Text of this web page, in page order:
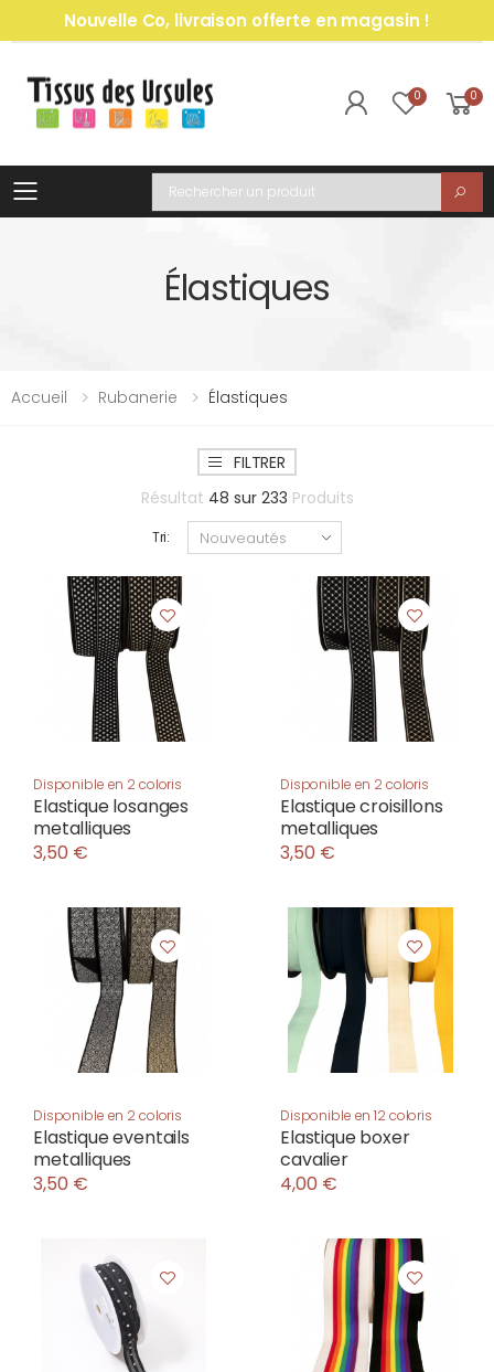
Nouvelle Co, livraison offerte en magasin !
0 0
Toggle mobile menu
Recherche
Élastiques
Accueil Rubanerie Élastiques
FILTRER
Résultat 48 sur 233 Produits
Tri:
Disponible en 2 coloris
Elastique losanges
metalliques
3,50 €
Disponible en 2 coloris
Elastique croisillons
metalliques
3,50 €
Disponible en 2 coloris
Elastique eventails
metalliques
3,50 €
Disponible en 12 coloris
Elastique boxer
cavalier
4,00 €